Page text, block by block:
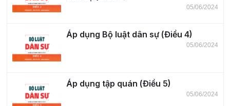
05/06/2024
Áp dụng Bộ luật dân sự (Điều 4)
05/06/2024
Áp dụng tập quán (Điều 5)
05/06/2024